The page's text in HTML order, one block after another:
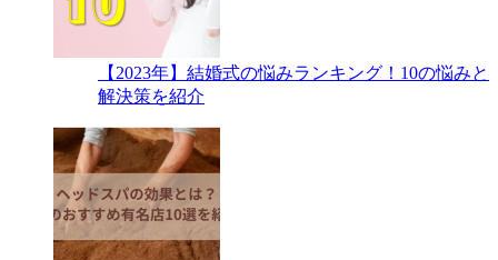
【2023年】結婚式の悩みランキング！10の悩みと
解決策を紹介